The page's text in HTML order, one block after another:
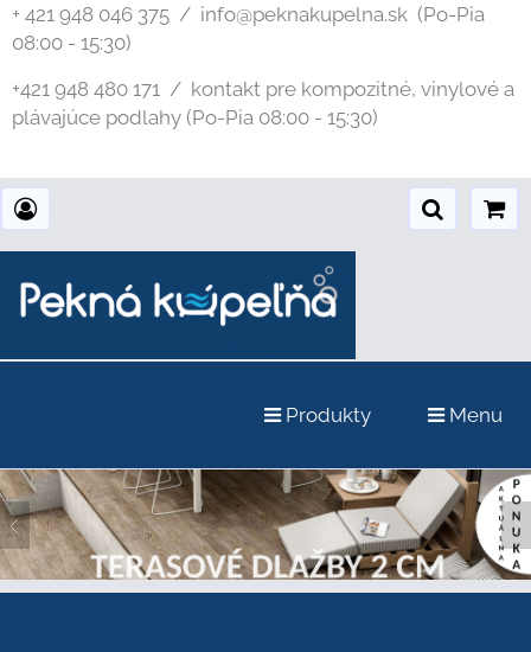
+ 421 948 046 375 / info@peknakupelna.sk (Po-Pia
08:00 - 15:30)
+421 948 480 171 / kontakt pre kompozitné, vinylové a
plávajúce podlahy (Po-Pia 08:00 - 15:30)
Produkty Menu